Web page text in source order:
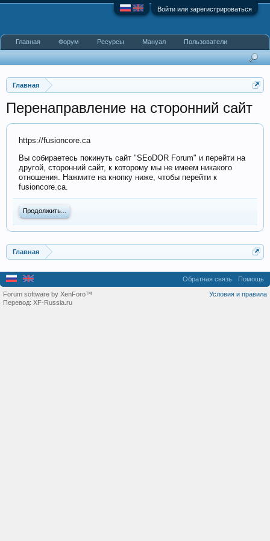
Войти или зарегистрироваться
Главная
Перенаправление на сторонний сайт
https://fusioncore.ca
Вы собираетесь покинуть сайт "SEoDOR Forum" и перейти на
другой, сторонний сайт, к которому мы не имеем никакого
отношения. Нажмите на кнопку ниже, чтобы перейти к
fusioncore.ca.
Продолжить...
Главная
Главная Форум Ресурсы Мануал Пользователи
Обратная связь Помощь
Условия и правила
Forum software by XenForo™
Перевод: XF-Russia.ru